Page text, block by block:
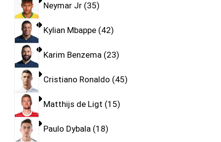
Neymar Jr 35
Kylian Mbappe 42
Karim Benzema 23
Cristiano Ronaldo 45
Matthijs de Ligt 15
Paulo Dybala 18